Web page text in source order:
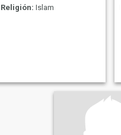
Religión: Islam